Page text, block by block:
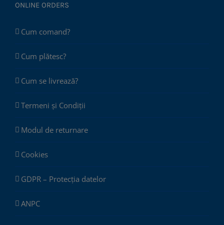
ONLINE ORDERS
Cum comand?
Cum plătesc?
Cum se livrează?
Termeni și Condiții
Modul de returnare
Cookies
GDPR – Protecția datelor
ANPC